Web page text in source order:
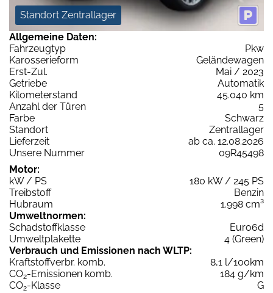
Standort Zentrallager
Allgemeine Daten:
Fahrzeugtyp
Pkw
Karosserieform
Geländewagen
Erst-Zul.
Mai / 2023
Getriebe
Automatik
Kilometerstand
45.040 km
Anzahl der Türen
5
Farbe
Schwarz
Standort
Zentrallager
Lieferzeit
ab ca. 12.08.2026
Unsere Nummer
09R45498
Motor:
kW / PS
180 kW / 245 PS
Treibstoff
Benzin
Hubraum
1.998 cm³
Umweltnormen:
Schadstoffklasse
Euro6d
Umweltplakette
4 (Green)
Verbrauch und Emissionen nach WLTP:
Kraftstoffverbr. komb.
8,1 l/100km
CO2-Emissionen komb.
184 g/km
CO2-Klasse
G